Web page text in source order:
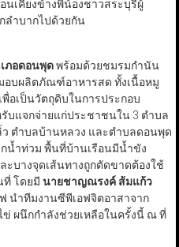
นเคียงข้างพี่น้องชาวสระบุรีผู้
ลำบากไปด้วยกัน
ภอดอนพุดพร้อมด้วยชมรมกำนัน
อบผลิตภัณฑ์อาหารสด ทั้งเนื้อหมู
พื่อเป็นวัตถุดิบในการประกอบ
บแจกจ่ายแก่ประชาชนใน 3 ตำบล
ตำบลบ้านหลวง และตำบลดอนพุด
น้ำท่วม พื้นที่บ้านเรือนมีน้ำขัง
ะบางจุดเส้นทางถูกตัดขาดต้องใช้
ที่ โดยมี นายชาญณรงค์ ส้มแก้ว
นำทีมงานซีพีเอฟจิตอาสาจาก
ข่ ผนึกกำลังช่วยเหลือในครั้งนี้ ณ ที่